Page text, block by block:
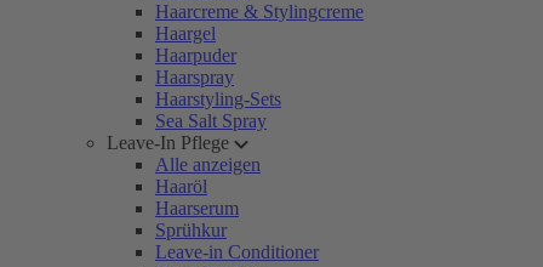
Haarcreme & Stylingcreme
Haargel
Haarpuder
Haarspray
Haarstyling-Sets
Sea Salt Spray
Leave-In Pflege
Alle anzeigen
Haaröl
Haarserum
Sprühkur
Leave-in Conditioner